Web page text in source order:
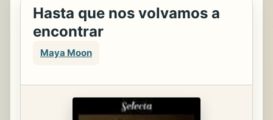
Hasta que nos volvamos a
encontrar
Maya Moon